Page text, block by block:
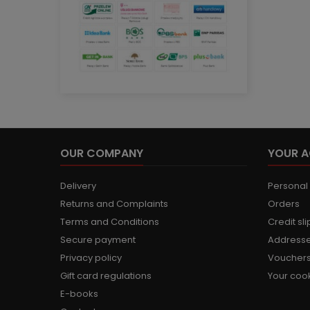
OUR COMPANY
Delivery
Returns and Complaints
Terms and Conditions
Secure payment
Privacy policy
Gift card regulations
E-books
YOUR
Personal
Orders
Credit
Vouchers
Your